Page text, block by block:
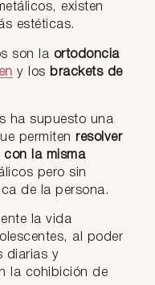
existen
estéticas.
son la ortodoncia
y los brackets de
ha supuesto una
permitenresolver
con la misma
pero sin
de la persona.
la vida
al poder
diarias y
la cohibición de